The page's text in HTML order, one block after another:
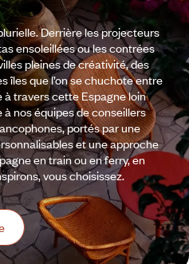
Derrière les projecteurs
ensoleillées ou les contrées
pleines de créativité, des
îles que l’on se chuchote entre
à travers cette Espagne loin
nos équipes de conseillers
portés par une
et une approche
en train ou en ferry, en
vous choisissez.